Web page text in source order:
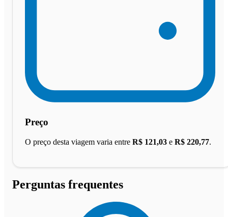
Preço
O preço desta viagem varia entre R$ 121,03 e R$ 220,77.
Perguntas frequentes